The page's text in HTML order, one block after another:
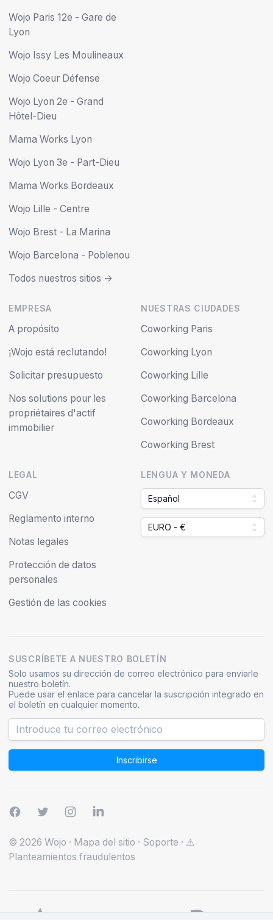
Wojo Paris 12e - Gare de
Lyon
Wojo Issy Les Moulineaux
Wojo Coeur Défense
Wojo Lyon 2e - Grand
Hôtel-Dieu
Mama Works Lyon
Wojo Lyon 3e - Part-Dieu
Mama Works Bordeaux
Wojo Lille - Centre
Wojo Brest - La Marina
Wojo Barcelona - Poblenou
Todos nuestros sitios ->
EMPRESA
A propósito
¡Wojo está reclutando!
Solicitar presupuesto
Nos solutions pour les
propriétaires d'actif
immobilier
NUESTRAS CIUDADES
Coworking Paris
Coworking Lyon
Coworking Lille
Coworking Barcelona
Coworking Bordeaux
Coworking Brest
LEGAL
CGV
Reglamento interno
Notas legales
Protección de datos
personales
Gestión de las cookies
LENGUA Y MONEDA
Español
EURO - €
SUSCRÍBETE A NUESTRO BOLETÍN
Solo usamos su dirección de correo electrónico para enviarle
nuestro boletín.
Puede usar el enlace para cancelar la suscripción integrado en
el boletín en cualquier momento.
Inscribirse
© 2026 Wojo · Mapa del sitio · Soporte · ⚠️
Planteamientos fraudulentos